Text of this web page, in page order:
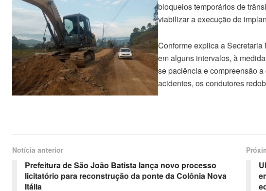
bloqueios temporários de
viabilizar a execução de
Conforme explica a
em alguns intervalos, à
se paciência e compreensão
acidentes, os condutores
Notícia anterior
Prefeitura de São João Batista lança novo processo
licitatório para reconstrução da ponte da Colônia Nova
Itália